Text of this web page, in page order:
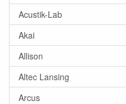
Acustik-Lab
Akai
Allison
Altec Lansing
Arcus